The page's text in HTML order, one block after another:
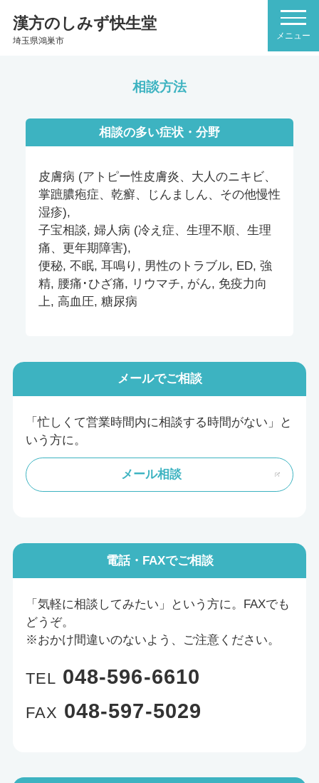
漢方のしみず快生堂
埼玉県鴻巣市
相談方法
相談の多い症状・分野
皮膚病 (アトピー性皮膚炎、大人のニキビ、
掌蹠膿疱症、乾癬、じんましん、その他慢性
湿疹),
子宝相談, 婦人病 (冷え症、生理不順、生理
痛、更年期障害),
便秘, 不眠, 耳鳴り, 男性のトラブル, ED, 強
精, 腰痛･ひざ痛, リウマチ, がん, 免疫力向
上, 高血圧, 糖尿病
メールでご相談
「忙しくて営業時間内に相談する時間がない」と
いう方に。
メール相談
電話・FAXでご相談
「気軽に相談してみたい」という方に。FAXでも
どうぞ。
※おかけ間違いのないよう、ご注意ください。
TEL 048-596-6610
FAX 048-597-5029